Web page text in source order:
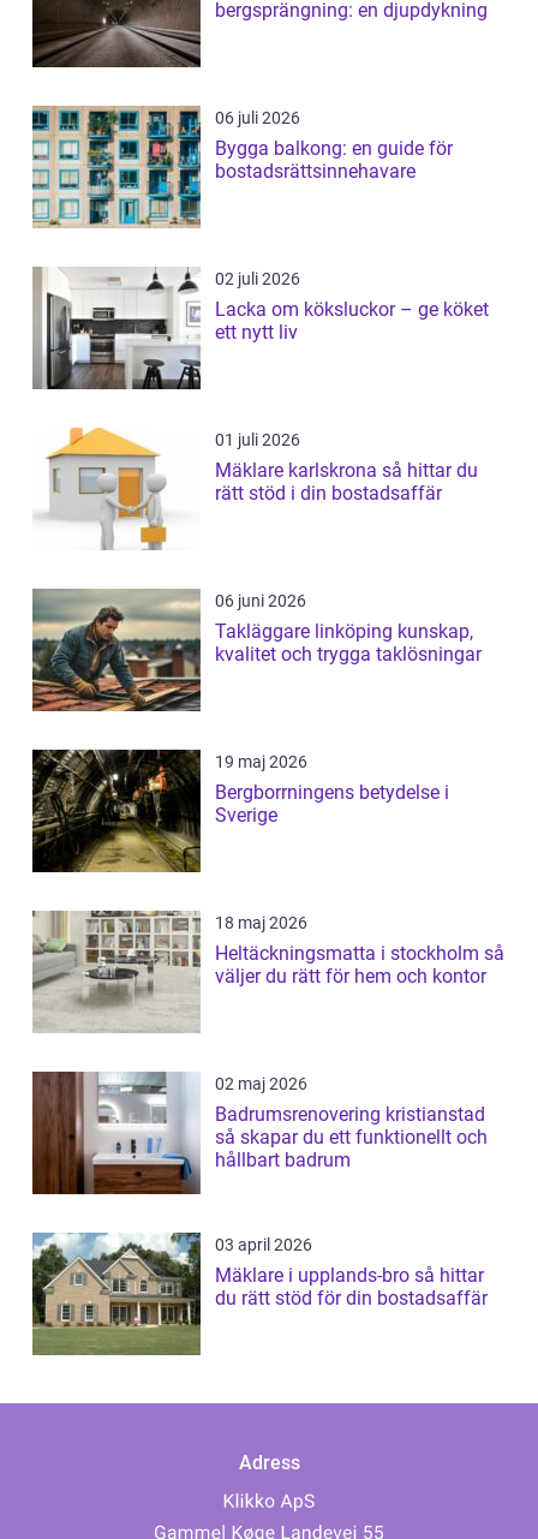
bergsprängning: en djupdykning
06 juli 2026
Bygga balkong: en guide för
bostadsrättsinnehavare
02 juli 2026
Lacka om köksluckor – ge köket
ett nytt liv
01 juli 2026
Mäklare karlskrona så hittar du
rätt stöd i din bostadsaffär
06 juni 2026
Takläggare linköping kunskap,
kvalitet och trygga taklösningar
19 maj 2026
Bergborrningens betydelse i
Sverige
18 maj 2026
Heltäckningsmatta i stockholm så
väljer du rätt för hem och kontor
02 maj 2026
Badrumsrenovering kristianstad
så skapar du ett funktionellt och
hållbart badrum
03 april 2026
Mäklare i upplands-bro så hittar
du rätt stöd för din bostadsaffär
Adress